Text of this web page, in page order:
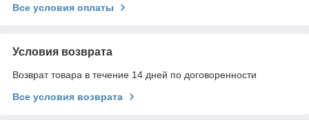
Все условия оплаты
Условия возврата
Возврат товара в течение 14 дней по договоренности
Все условия возврата